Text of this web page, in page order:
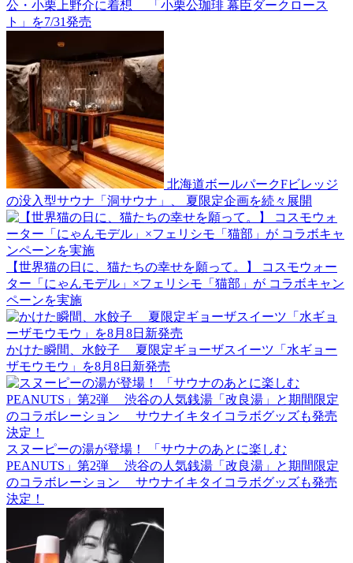
公・小栗上野介に着想 「小栗公珈琲 幕臣ダークロース
ト」を7/31発売
北海道ボールパークFビレッジ
の没入型サウナ「洞サウナ」、 夏限定企画を続々展開
【世界猫の日に、猫たちの幸せを願って。】 コスモウォー
ター「にゃんモデル」×フェリシモ「猫部」が コラボキャン
ペーンを実施
かけた瞬間、水餃子 夏限定ギョーザスイーツ「水ギョー
ザモウモウ」を8月8日新発売
スヌーピーの湯が登場！ 「サウナのあとに楽しむ
PEANUTS」第2弾 渋谷の人気銭湯「改良湯」と期間限定
のコラボレーション サウナイキタイコラボグッズも発売
決定！